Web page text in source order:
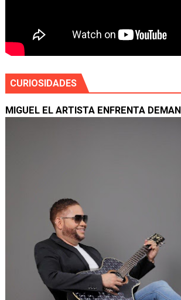
CURIOSIDADES
MIGUEL EL ARTISTA ENFRENTA